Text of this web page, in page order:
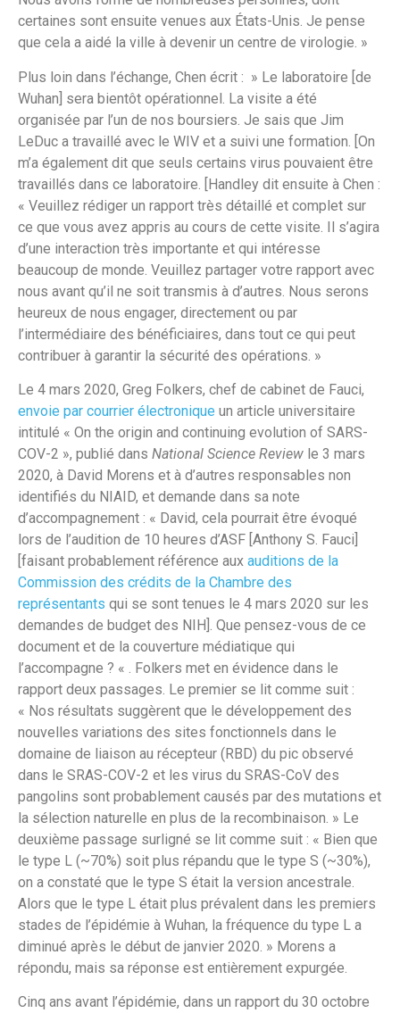
certaines sont ensuite venues aux États-Unis. Je pense
que cela a aidé la ville à devenir un centre de virologie. »
Plus loin dans l’échange, Chen écrit : » Le laboratoire [de
Wuhan] sera bientôt opérationnel. La visite a été
organisée par l’un de nos boursiers. Je sais que Jim
LeDuc a travaillé avec le WIV et a suivi une formation. [On
m’a également dit que seuls certains virus pouvaient être
travaillés dans ce laboratoire. [Handley dit ensuite à Chen :
« Veuillez rédiger un rapport très détaillé et complet sur
ce que vous avez appris au cours de cette visite. Il s’agira
d’une interaction très importante et qui intéresse
beaucoup de monde. Veuillez partager votre rapport avec
nous avant qu’il ne soit transmis à d’autres. Nous serons
heureux de nous engager, directement ou par
l’intermédiaire des bénéficiaires, dans tout ce qui peut
contribuer à garantir la sécurité des opérations. »
Le 4 mars 2020, Greg Folkers, chef de cabinet de Fauci,
envoie par courrier électronique un article universitaire
intitulé « On the origin and continuing evolution of SARS-
COV-2 », publié dans National Science Review le 3 mars
2020, à David Morens et à d’autres responsables non
identifiés du NIAID, et demande dans sa note
d’accompagnement : « David, cela pourrait être évoqué
lors de l’audition de 10 heures d’ASF [Anthony S. Fauci]
[faisant probablement référence aux auditions de la
Commission des crédits de la Chambre des
représentants qui se sont tenues le 4 mars 2020 sur les
demandes de budget des NIH]. Que pensez-vous de ce
document et de la couverture médiatique qui
l’accompagne ? « . Folkers met en évidence dans le
rapport deux passages. Le premier se lit comme suit :
« Nos résultats suggèrent que le développement des
nouvelles variations des sites fonctionnels dans le
domaine de liaison au récepteur (RBD) du pic observé
dans le SRAS-COV-2 et les virus du SRAS-CoV des
pangolins sont probablement causés par des mutations et
la sélection naturelle en plus de la recombinaison. » Le
deuxième passage surligné se lit comme suit : « Bien que
le type L (~70%) soit plus répandu que le type S (~30%),
on a constaté que le type S était la version ancestrale.
Alors que le type L était plus prévalent dans les premiers
stades de l’épidémie à Wuhan, la fréquence du type L a
diminué après le début de janvier 2020. » Morens a
répondu, mais sa réponse est entièrement expurgée.
Cinq ans avant l’épidémie, dans un rapport du 30 octobre